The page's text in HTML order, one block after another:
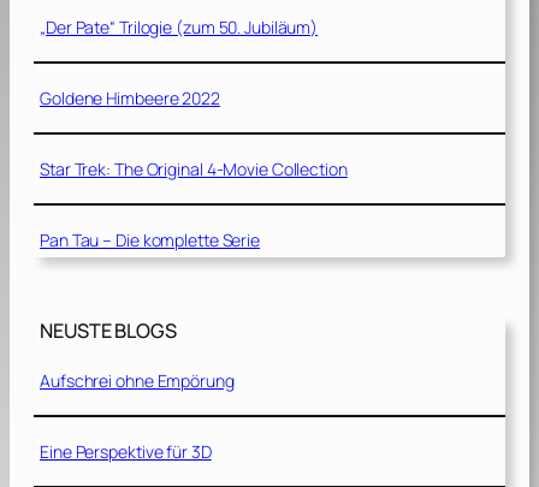
„Der Pate“ Trilogie (zum 50. Jubiläum)
Goldene Himbeere 2022
Star Trek: The Original 4-Movie Collection
Pan Tau – Die komplette Serie
NEUSTE BLOGS
Aufschrei ohne Empörung
Eine Perspektive für 3D